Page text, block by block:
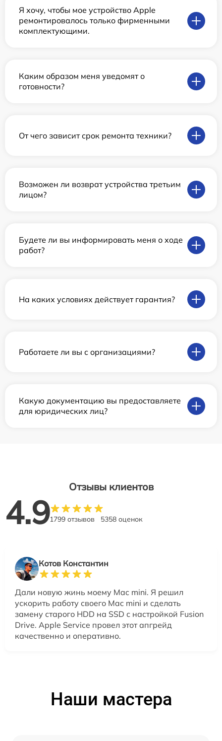
Я хочу, чтобы мое устройство Apple
ремонтировалось только фирменными
комплектующими.
Каким образом меня уведомят о
готовности?
От чего зависит срок ремонта техники?
Возможен ли возврат устройства третьим
лицом?
Будете ли вы информировать меня о ходе
работ?
На каких условиях действует гарантия?
Работаете ли вы с организациями?
Какую документацию вы предоставляете
для юридических лиц?
Отзывы клиентов
4.91799 отзывов 5358 оценок
Котов Константин
Дали новую жинь моему Mac mini. Я решил
ускорить работу своего Mac mini и сделать
замену старого HDD на SSD с настройкой Fusion
Drive. Apple Service провел этот апгрейд
качественно и оперативно.
Наши мастера